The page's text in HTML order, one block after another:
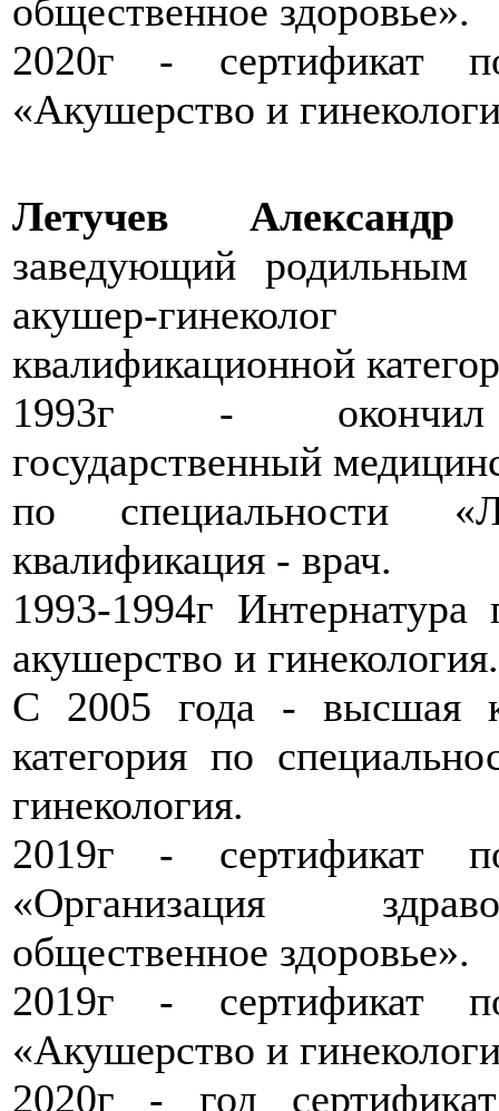
общественное здоровье».
2020г - сертификат
«Акушерство и
Летучев Александр
заведующий родильным
акушер-
квалификационной
1993г - окончил
государственный
по специальности
квалификация - врач.
1993-1994г Интернатура
акушерство и гинекология.
С 2005 года - высшая
категория по
гинекология.
2019г - сертификат
«Организация
общественное здоровье».
2019г - сертификат
«Акушерство и
2020г - год сертификат